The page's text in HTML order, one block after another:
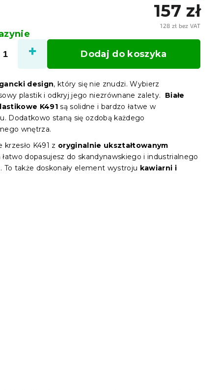
157 zł
128 zł bez VAT
Dodaj do koszyka
design, który się nie znudzi. Wybierz
plastik i odkryj jego niezrównane zalety.
Białe
K491 są solidne i bardzo łatwe w
Dodatkowo staną się ozdobą każdego
wnętrza.
krzesło K491 z oryginalnie ukształtowanym
łatwo dopasujesz do skandynawskiego i industrialnego
To także doskonały element wystroju kawiarni i